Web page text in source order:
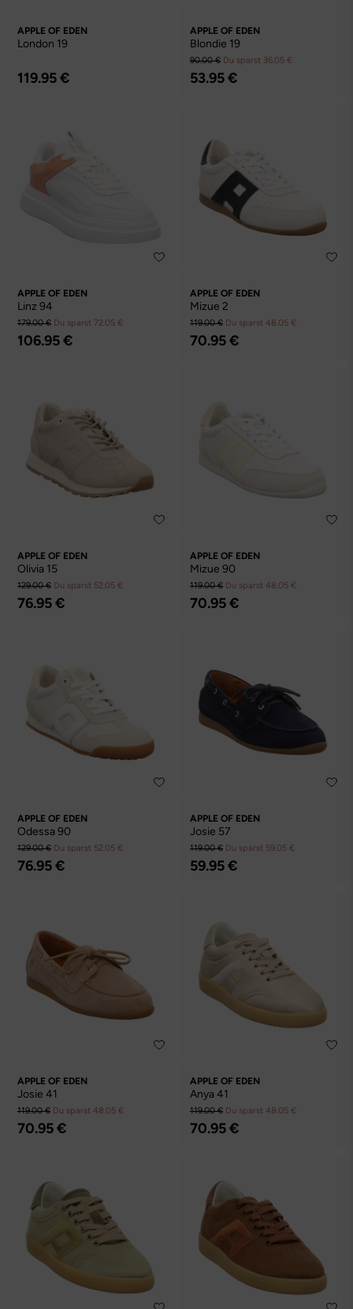
APPLE OF EDEN
London 19
119.95 €
APPLE OF EDEN
Blondie 19
90.00 € Du sparst 36.05 €
53.95 €
APPLE OF EDEN
Linz 94
179.00 € Du sparst 72.05 €
106.95 €
APPLE OF EDEN
Mizue 2
119.00 € Du sparst 48.05 €
70.95 €
APPLE OF EDEN
Olivia 15
129.00 € Du sparst 52.05 €
76.95 €
APPLE OF EDEN
Mizue 90
119.00 € Du sparst 48.05 €
70.95 €
APPLE OF EDEN
Odessa 90
129.00 € Du sparst 52.05 €
76.95 €
APPLE OF EDEN
Josie 57
119.00 € Du sparst 59.05 €
59.95 €
APPLE OF EDEN
Josie 41
119.00 € Du sparst 48.05 €
70.95 €
APPLE OF EDEN
Anya 41
119.00 € Du sparst 48.05 €
70.95 €